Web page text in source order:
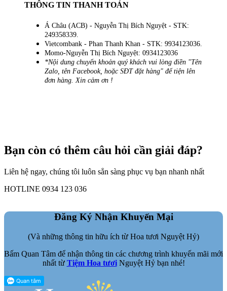
THÔNG TIN THANH TOÁN
Á Châu (ACB) - Nguyễn Thị Bích Nguyệt - STK:
249358339.
Vietcombank - Phan Thanh Khan - STK: 9934123036.
Momo-Nguyễn Thị Bích Nguyệt: 0934123036
*Nội dung chuyển khoản quý khách vui lòng điền "Tên
Zalo, tên Facebook, hoặc SĐT đặt hàng" để tiện lên
đơn hàng. Xin cảm ơn !
Bạn còn có thêm câu hỏi cần giải đáp?
Liên hệ ngay, chúng tôi luôn sẳn sàng phục vụ bạn nhanh nhất
HOTLINE 0934 123 036
Đăng Ký Nhận Khuyến Mại
(Và những thông tin hữu ích từ Hoa tươi Nguyệt Hỷ)
Bấm Quan Tâm để nhận thông tin các chương trình khuyến mãi mới
nhất từ Tiệm Hoa tươiNguyệt Hỷ bạn nhé!